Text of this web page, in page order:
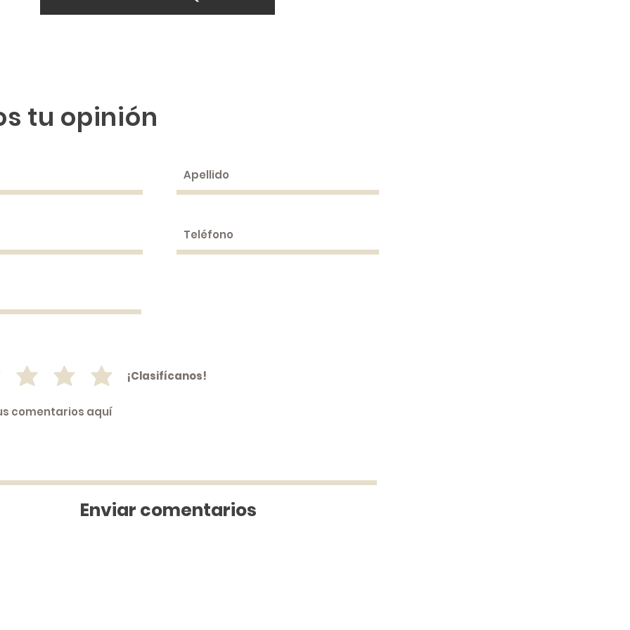
tu opinión
¡Clasifícanos!
Enviar comentarios